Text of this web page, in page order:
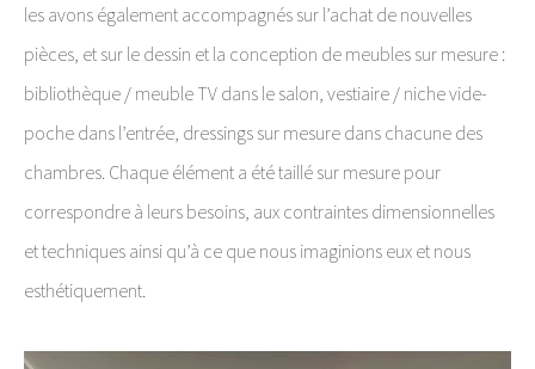
les avons également accompagnés sur l’achat de nouvelles
pièces, et sur le dessin et la conception de meubles sur mesure :
bibliothèque / meuble TV dans le salon, vestiaire / niche vide-
poche dans l’entrée, dressings sur mesure dans chacune des
chambres. Chaque élément a été taillé sur mesure pour
correspondre à leurs besoins, aux contraintes dimensionnelles
et techniques ainsi qu’à ce que nous imaginions eux et nous
esthétiquement.